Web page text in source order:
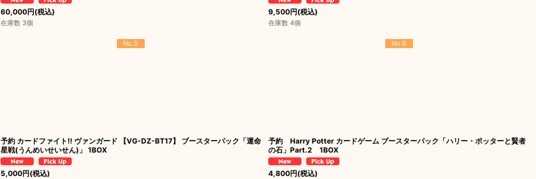
60,000円(税込)
在庫数 3個
9,500円(税込)
在庫数 4個
No.5
予約 カードファイト!! ヴァンガード 【VG-DZ-BT17】 ブースターパック「運命
星戦(うんめいせいせん)」 1BOX
5,000円(税込)
No.6
予約 Harry Potter カードゲーム ブースターパック「ハリー・ポッターと賢者
の石」Part.2 1BOX
4,800円(税込)